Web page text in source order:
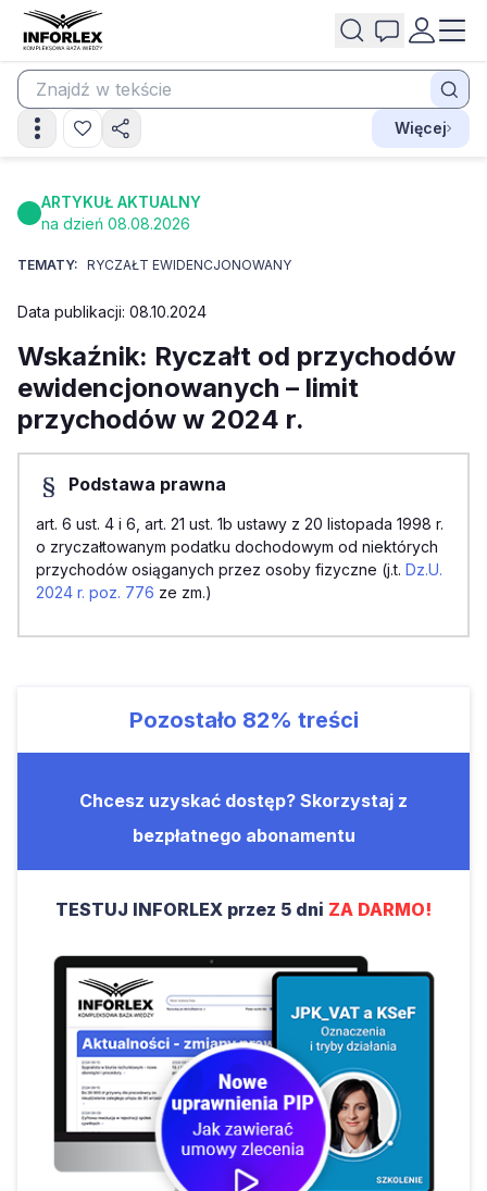
Więcej
ARTYKUŁ AKTUALNY
na dzień 08.08.2026
TEMATY: RYCZAŁT EWIDENCJONOWANY
Data publikacji: 08.10.2024
Wskaźnik: Ryczałt od przychodów
ewidencjonowanych – limit
przychodów w 2024 r.
Podstawa prawna
art. 6 ust. 4 i 6, art. 21 ust. 1b ustawy z 20 listopada 1998 r.
o zryczałtowanym podatku dochodowym od niektórych
przychodów osiąganych przez osoby fizyczne (j.t. Dz.U.
2024 r. poz. 776 ze zm.)
Pozostało 82% treści
Chcesz uzyskać dostęp? Skorzystaj z
bezpłatnego abonamentu
TESTUJ INFORLEX przez 5 dni ZA DARMO!